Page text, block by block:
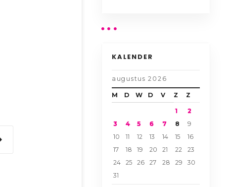
KALENDER
augustus 2026
M D W D V Z Z
1
2
3
4 5 6 7 8
9
10
11 12 13 14 15
16
17
18 19 20 21 22
23
24
25 26 27 28 29
30
31